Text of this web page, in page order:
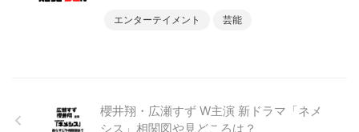
エンターテイメント 芸能
櫻井翔・広瀬すず W主演 新ドラマ「ネメ
シス」相関図や見どころは？